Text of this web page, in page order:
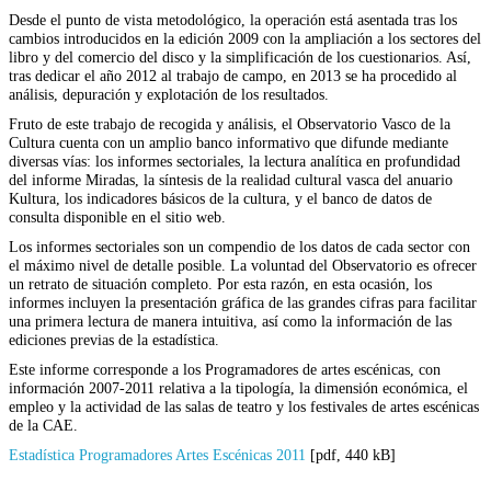
Desde el punto de vista metodológico, la operación está asentada tras los
cambios introducidos en la edición 2009 con la ampliación a los sectores del
libro y del comercio del disco y la simplificación de los cuestionarios. Así,
tras dedicar el año 2012 al trabajo de campo, en 2013 se ha procedido al
análisis, depuración y explotación de los resultados.
Fruto de este trabajo de recogida y análisis, el Observatorio Vasco de la
Cultura cuenta con un amplio banco informativo que difunde mediante
diversas vías: los informes sectoriales, la lectura analítica en profundidad
del informe Miradas, la síntesis de la realidad cultural vasca del anuario
Kultura, los indicadores básicos de la cultura, y el banco de datos de
consulta disponible en el sitio web.
Los informes sectoriales son un compendio de los datos de cada sector con
el máximo nivel de detalle posible. La voluntad del Observatorio es ofrecer
un retrato de situación completo. Por esta razón, en esta ocasión, los
informes incluyen la presentación gráfica de las grandes cifras para facilitar
una primera lectura de manera intuitiva, así como la información de las
ediciones previas de la estadística.
Este informe corresponde a los Programadores de artes escénicas, con
información 2007-2011 relativa a la tipología, la dimensión económica, el
empleo y la actividad de las salas de teatro y los festivales de artes escénicas
de la CAE.
Estadística Programadores Artes Escénicas 2011 [pdf, 440 kB]